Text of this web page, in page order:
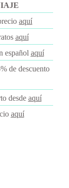
aquí
aquí
español aquí
de descuento
desde aquí
aquí